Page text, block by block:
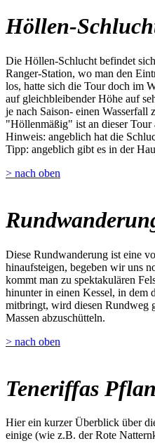
Höllen-
Die Höllen-Schlucht befindet
Ranger-Station, wo man den
los, hatte sich die Tour doch im
auf gleichbleibender Höhe auf
je nach Saison- einen Wasserfall
"Höllenmäßig" ist an dieser Tour
Hinweis: angeblich hat die
Tipp: angeblich gibt es in der
> nach oben
Diese Rundwanderung ist eine
hinaufsteigen, begeben wir uns
kommt man zu spektakulären
hinunter in einen Kessel, in dem
mitbringt, wird diesen Rundweg
Massen abzuschütteln.
> nach oben
Teneriffas
Hier ein kurzer Überblick über
einige (wie z.B. der Rote